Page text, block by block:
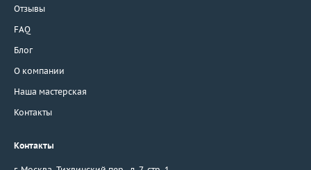
Отзывы
FAQ
Блог
О компании
Наша мастерская
Контакты
Контакты